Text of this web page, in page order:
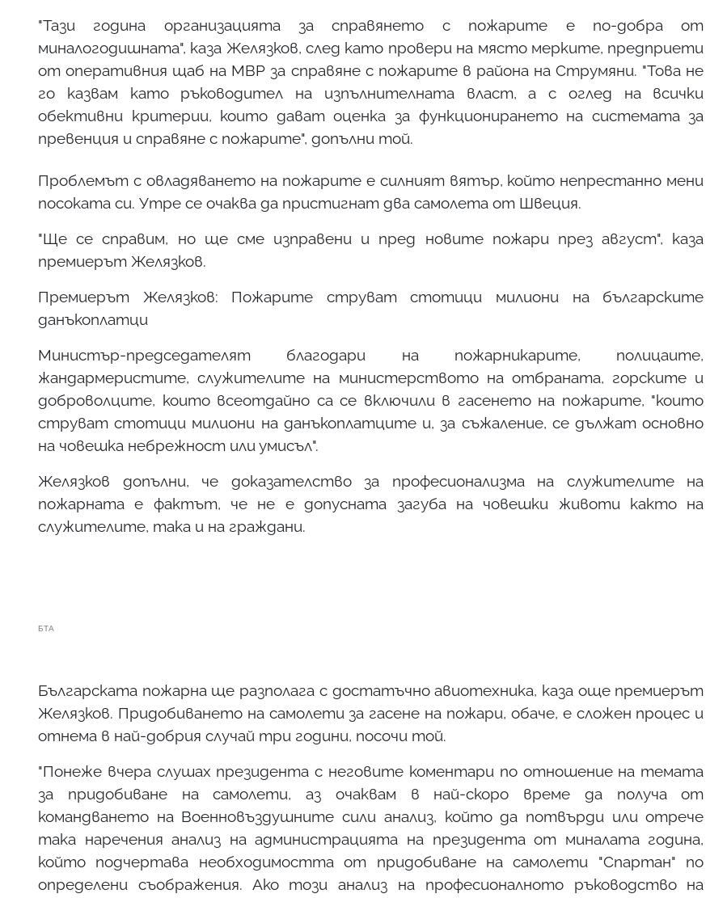
"Тази година организацията за справянето с пожарите е по-добра от
миналогодишната", каза Желязков, след като провери на място мерките, предприети
от оперативния щаб на МВР за справяне с пожарите в района на Струмяни. "Това не
го казвам като ръководител на изпълнителната власт, а с оглед на всички
обективни критерии, които дават оценка за функционирането на системата за
превенция и справяне с пожарите", допълни той.
Проблемът с овладяването на пожарите е силният вятър, който непрестанно мени
посоката си. Утре се очаква да пристигнат два самолета от Швеция.
"Ще се справим, но ще сме изправени и пред новите пожари през август", каза
премиерът Желязков.
Премиерът Желязков: Пожарите струват стотици милиони на българските
данъкоплатци
Министър-председателят благодари на пожарникарите, полицаите,
жандармеристите, служителите на министерството на отбраната, горските и
доброволците, които всеотдайно са се включили в гасенето на пожарите, "които
струват стотици милиони на данъкоплатците и, за съжаление, се дължат основно
на човешка небрежност или умисъл".
Желязков допълни, че доказателство за професионализма на служителите на
пожарната е фактът, че не е допусната загуба на човешки животи както на
служителите, така и на граждани.
БТА
Българската пожарна ще разполага с достатъчно авиотехника, каза още премиерът
Желязков. Придобиването на самолети за гасене на пожари, обаче, е сложен процес и
отнема в най-добрия случай три години, посочи той.
"Понеже вчера слушах президента с неговите коментари по отношение на темата
за придобиване на самолети, аз очаквам в най-скоро време да получа от
командването на Военновъздушните сили анализ, който да потвърди или отрече
така наречения анализ на администрацията на президента от миналата година,
който подчертава необходимостта от придобиване на самолети "Спартан" по
определени съображения. Ако този анализ на професионалното ръководство на